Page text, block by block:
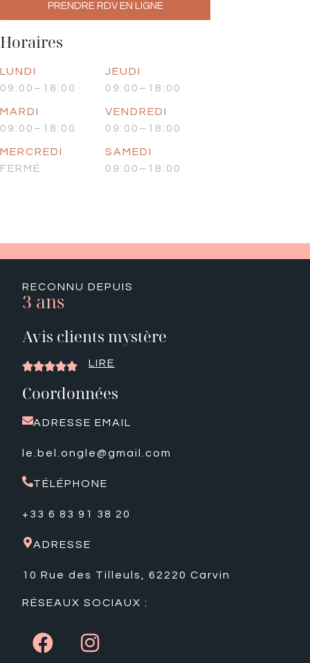
PRENDRE RDV EN LIGNE
Horaires
LUNDI
09:00–18:00
MARDI
09:00–18:00
MERCREDI
FERMÉ
JEUDI
09:00–18:00
VENDREDI
09:00–18:00
SAMEDI
09:00–18:00
RECONNU DEPUIS
3 ans
Avis clients mystère
 LIRE
Coordonnées
ADRESSE EMAIL
le.bel.ongle@gmail.com
TÉLÉPHONE
+33 6 83 91 38 20
ADRESSE
10 Rue des Tilleuls, 62220 Carvin
RÉSEAUX SOCIAUX :